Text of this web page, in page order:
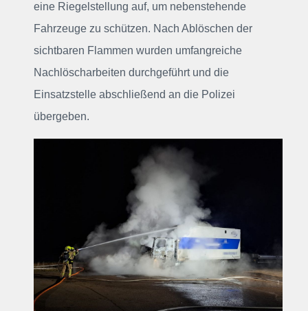
eine Riegelstellung auf, um nebenstehende
Fahrzeuge zu schützen. Nach Ablöschen der
sichtbaren Flammen wurden umfangreiche
Nachlöscharbeiten durchgeführt und die
Einsatzstelle abschließend an die Polizei
übergeben.